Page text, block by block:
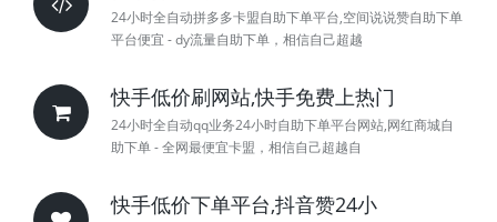
24小时全自动拼多多卡盟自助下单平台,空间说说赞自助下单
平台便宜 - dy流量自助下单，相信自己超越
快手低价刷网站,快手免费上热门
24小时全自动qq业务24小时自助下单平台网站,网红商城自
助下单 - 全网最便宜卡盟，相信自己超越自
快手低价下单平台,抖音赞24小